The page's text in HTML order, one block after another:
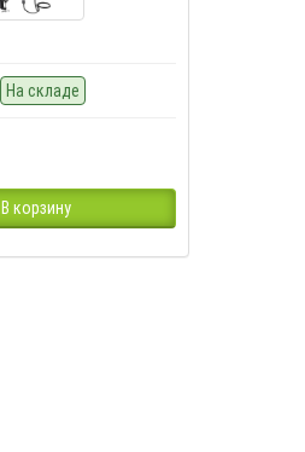
На складе
В корзину